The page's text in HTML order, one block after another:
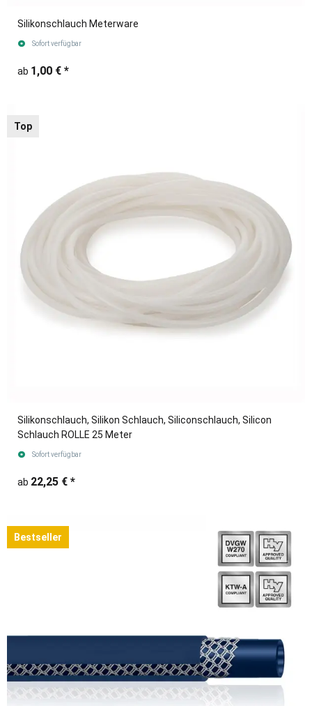
Silikonschlauch Meterware
Sofort verfügbar
ab 1,00 € *
Top
Silikonschlauch, Silikon Schlauch, Siliconschlauch, Silicon
Schlauch ROLLE 25 Meter
Sofort verfügbar
ab 22,25 € *
Bestseller